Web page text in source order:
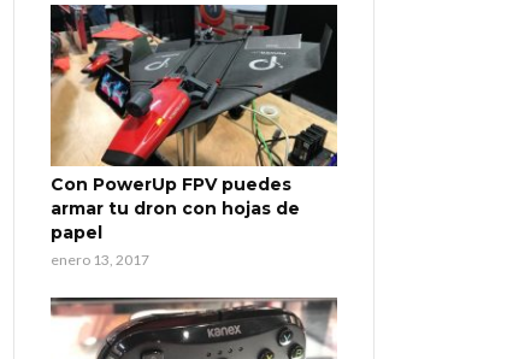
Con PowerUp FPV puedes
armar tu dron con hojas de
papel
enero 13, 2017